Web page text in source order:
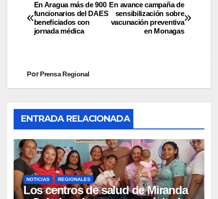
En avance campaña de
sensibilización sobre
vacunación preventiva
en Monagas
En Aragua más de 900
funcionarios del DAES
beneficiados con
jornada médica
PorPrensa Regional
ENTRADA RELACIONADA
NOTICIAS REGIONALES
Los centros de salud de Miranda